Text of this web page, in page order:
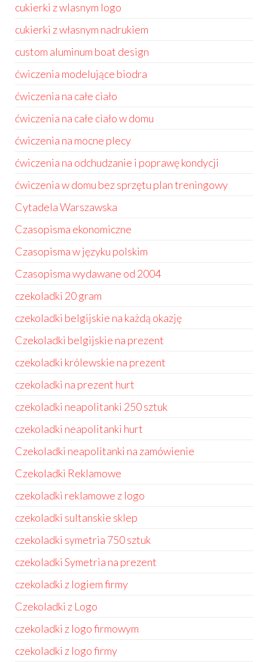
cukierki z wlasnym logo
cukierki z własnym nadrukiem
custom aluminum boat design
ćwiczenia modelujące biodra
ćwiczenia na całe ciało
ćwiczenia na całe ciało w domu
ćwiczenia na mocne plecy
ćwiczenia na odchudzanie i poprawę kondycji
ćwiczenia w domu bez sprzętu plan treningowy
Cytadela Warszawska
Czasopisma ekonomiczne
Czasopisma w języku polskim
Czasopisma wydawane od 2004
czekoladki 20 gram
czekoladki belgijskie na każdą okazję
Czekoladki belgijskie na prezent
czekoladki królewskie na prezent
czekoladki na prezent hurt
czekoladki neapolitanki 250 sztuk
czekoladki neapolitanki hurt
Czekoladki neapolitanki na zamówienie
Czekoladki Reklamowe
czekoladki reklamowe z logo
czekoladki sultanskie sklep
czekoladki symetria 750 sztuk
czekoladki Symetria na prezent
czekoladki z logiem firmy
Czekoladki z Logo
czekoladki z logo firmowym
czekoladki z logo firmy